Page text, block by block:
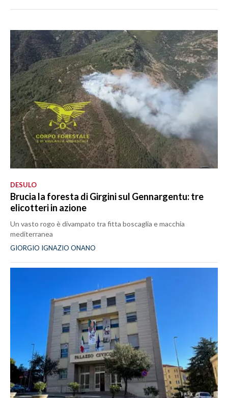
DESULO
Brucia la foresta di Girgini sul Gennargentu: tre
elicotteri in azione
Un vasto rogo è divampato tra fitta boscaglia e macchia
mediterranea
GIORGIO IGNAZIO ONANO